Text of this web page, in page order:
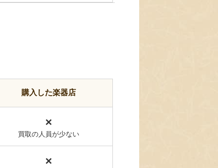
購入した楽器店
×
買取の人員が少ない
×